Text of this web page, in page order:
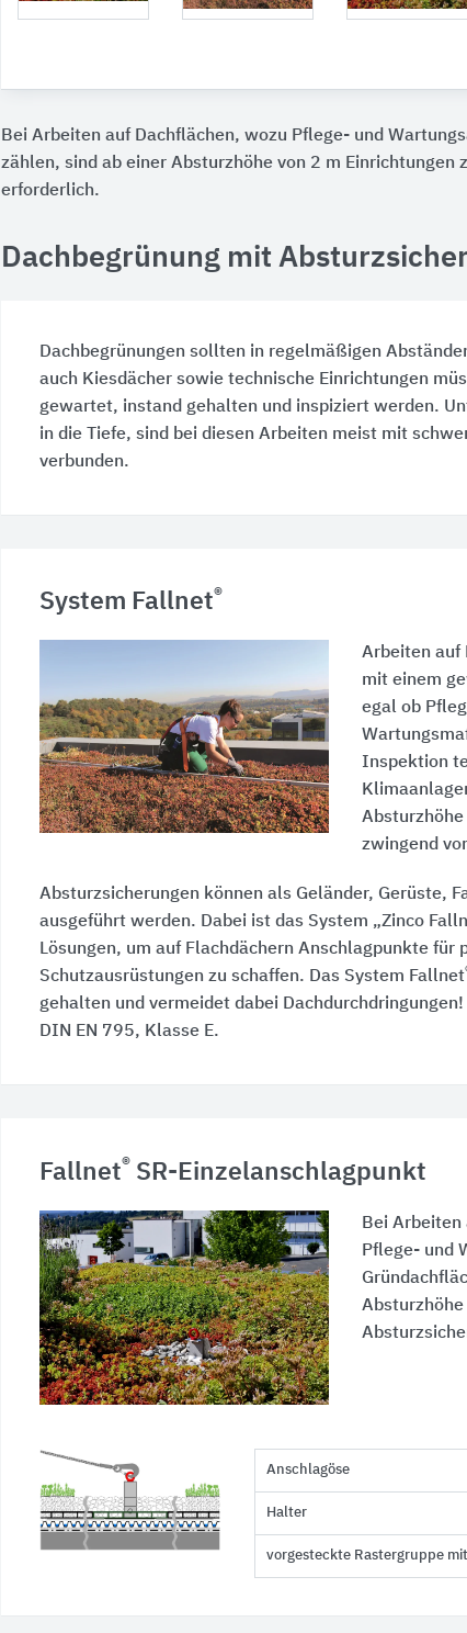
Bei Arbeiten auf Dachflächen, wozu Pflege- und
zählen, sind ab einer Absturzhöhe von 2 m Einrichtungen
erforderlich.
Dachbegrünung mit
Dachbegrünungen sollten in regelmäßigen
auch Kiesdächer sowie technische Einrichtungen
gewartet, instand gehalten und inspiziert werden.
in die Tiefe, sind bei diesen Arbeiten meist mit
verbunden.
System Fallnet®
Arbeiten auf
mit einem
egal ob
Inspektion
zwingend
Absturzsicherungen können als Geländer, Gerüste,
ausgeführt werden. Dabei ist das System „Zinco
Lösungen, um auf Flachdächern Anschlagpunkte für
Schutzausrüstungen zu schaffen. Das System Fallnet
gehalten und vermeidet dabei
DIN EN 795, Klasse E.
Fallnet® SR-Einzelanschlagpunkt
Bei Arbeiten
Pflege- und
Anschlagöse
Halter
vorgesteckte Rastergruppe